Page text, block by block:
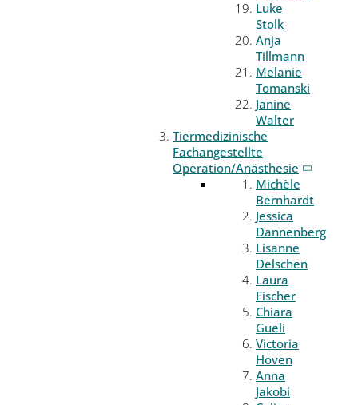
Luke
Stolk
Anja
Tillmann
Melanie
Tomanski
Janine
Walter
Tiermedizinische
Fachangestellte
Operation/Anästhesie
Michèle
Bernhardt
Jessica
Dannenberg
Lisanne
Delschen
Laura
Fischer
Chiara
Gueli
Victoria
Hoven
Anna
Jakobi